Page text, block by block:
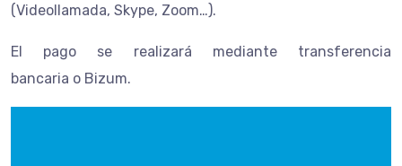
(Videollamada, Skype, Zoom…).
El pago se realizará mediante transferencia
bancaria o Bizum.